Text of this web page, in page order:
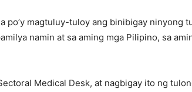
po’y magtuluy-tuloy ang binibigay ninyong
namin at sa aming mga Pilipino, sa
Medical Desk, at nagbigay ito ng